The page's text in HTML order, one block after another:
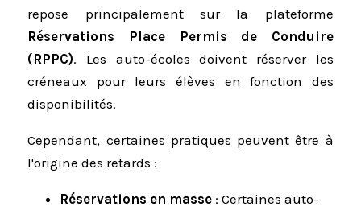
repose principalement sur la plateforme
Réservations Place Permis de Conduire
(RPPC). Les auto-écoles doivent réserver les
créneaux pour leurs élèves en fonction des
disponibilités.
Cependant, certaines pratiques peuvent être à
l'origine des retards :
Réservations en masse : Certaines auto-